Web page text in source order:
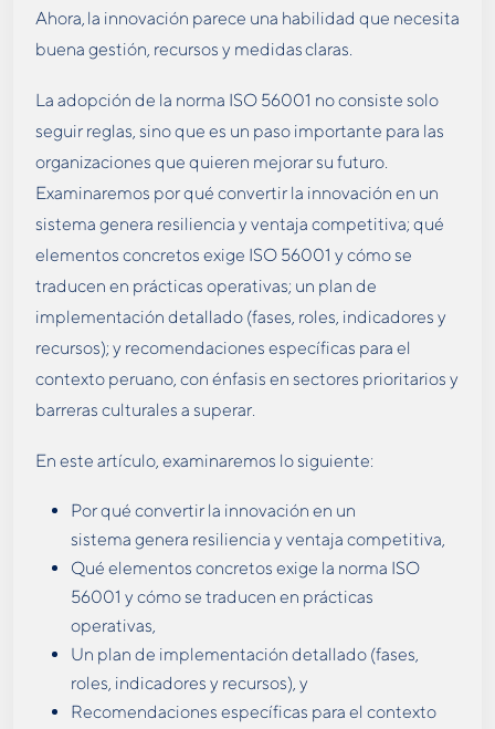
Ahora, la innovación parece una habilidad que necesita
buena gestión, recursos y medidas claras.
La adopción de la norma ISO 56001 no consiste solo
seguir reglas, sino que es un paso importante para las
organizaciones que quieren mejorar su futuro.
Examinaremos por qué convertir la innovación en un
sistema genera resiliencia y ventaja competitiva; qué
elementos concretos exige ISO 56001 y cómo se
traducen en prácticas operativas; un plan de
implementación detallado (fases, roles, indicadores y
recursos); y recomendaciones específicas para el
contexto peruano, con énfasis en sectores prioritarios y
barreras culturales a superar.
En este artículo, examinaremos lo siguiente:
Por qué convertir la innovación en un
sistema genera resiliencia y ventaja competitiva,
Qué elementos concretos exige la norma ISO
56001 y cómo se traducen en prácticas
operativas,
Un plan de implementación detallado (fases,
roles, indicadores y recursos), y
Recomendaciones específicas para el contexto